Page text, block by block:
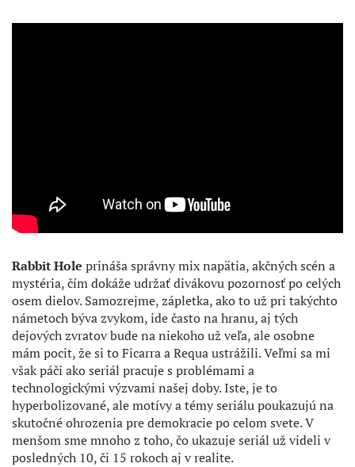
Rabbit Hole prináša správny mix napätia, akčných scén a
mystéria, čím dokáže udržať divákovu pozornosť po celých
osem dielov. Samozrejme, zápletka, ako to už pri takýchto
námetoch býva zvykom, ide často na hranu, aj tých
dejových zvratov bude na niekoho už veľa, ale osobne
mám pocit, že si to Ficarra a Requa ustrážili. Veľmi sa mi
však páči ako seriál pracuje s problémami a
technologickými výzvami našej doby. Iste, je to
hyperbolizované, ale motívy a témy seriálu poukazujú na
skutočné ohrozenia pre demokracie po celom svete. V
menšom sme mnoho z toho, čo ukazuje seriál už videli v
posledných 10, či 15 rokoch aj v realite.